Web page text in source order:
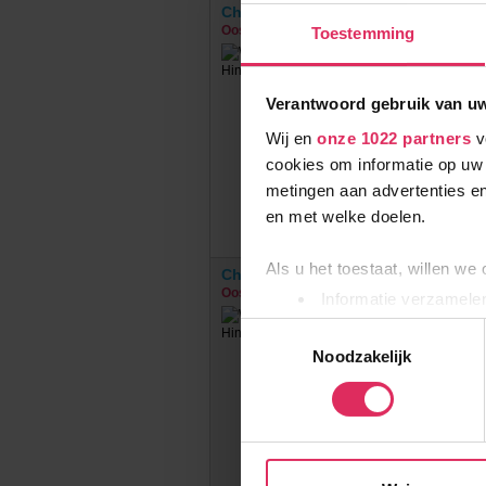
Toestemming
Verantwoord gebruik van
Wij en onze 1022 partners
cookies om informatie op
metingen aan advertenties
en met welke doelen.
Als u het toestaat, willen we
Informatie
Uw apparaat
Lees meer over hoe uw
toestemming op elk
social media te bieden en
Toestemmingsselectie
Noodzakelijk
Chalet Bachalm 1802
Oostenrijk Hinterglemm
Chalet Bachalm 2006
Oostenrijk Hinterglemm